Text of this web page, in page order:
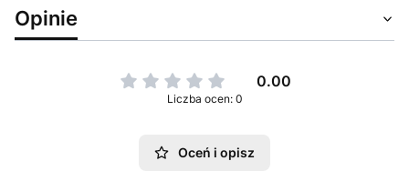
Opinie
0.00
Liczba ocen: 0
Oceń i opisz